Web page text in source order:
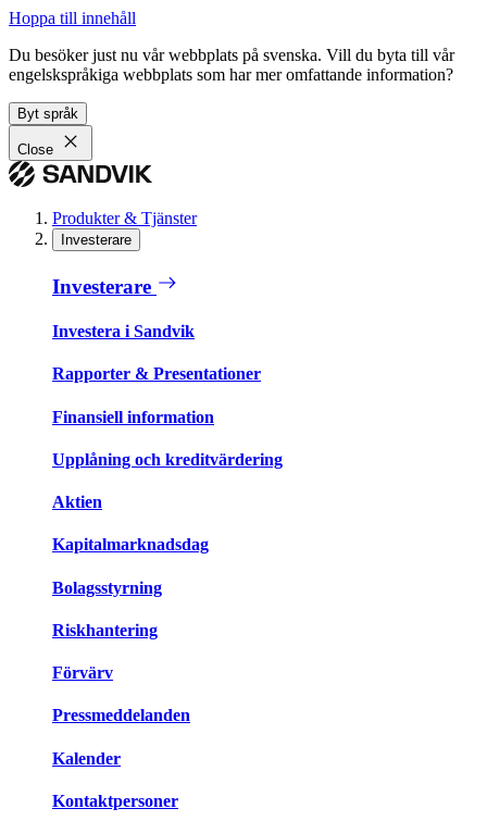
Hoppa till innehåll
Du besöker just nu vår webbplats på svenska. Vill du byta till vår
engelskspråkiga webbplats som har mer omfattande information?
Byt språk
Close
Produkter & Tjänster
Investerare
Investerare
Investera i Sandvik
Rapporter & Presentationer
Finansiell information
Upplåning och kreditvärdering
Aktien
Kapitalmarknadsdag
Bolagsstyrning
Riskhantering
Förvärv
Pressmeddelanden
Kalender
Kontaktpersoner